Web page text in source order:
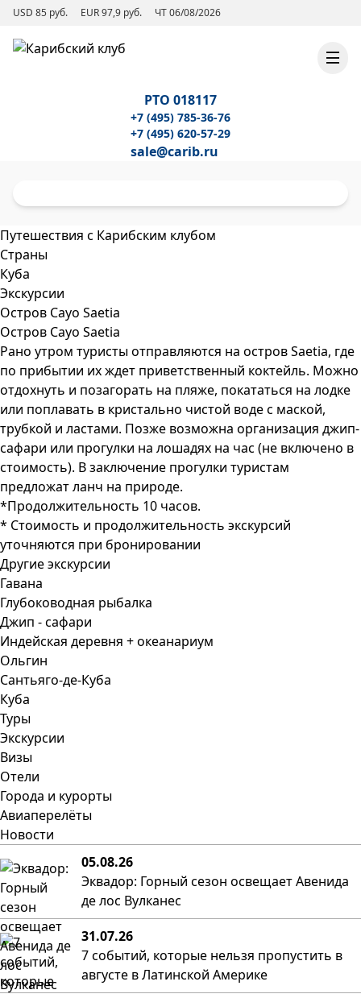
USD 85 руб. EUR 97,9 руб. ЧТ 06/08/2026
РТО 018117
+7 (495) 785-36-76
+7 (495) 620-57-29
sale@carib.ru
Путешествия с Карибским клубом
Страны
Куба
Экскурсии
Остров Cayo Saetia
Остров Cayo Saetia
Рано утром туристы отправляются на остров Saetia, где
по прибытии их ждет приветственный коктейль. Можно
отдохнуть и позагорать на пляже, покататься на лодке
или поплавать в кристально чистой воде с маской,
трубкой и ластами. Позже возможна организация джип-
сафари или прогулки на лошадях на час (не включено в
стоимость). В заключение прогулки туристам
предложат ланч на природе.
*Продолжительность 10 часов.
* Стоимость и продолжительность экскурсий
уточняются при бронировании
Другие экскурсии
Гавана
Глубоководная рыбалка
Джип - сафари
Индейская деревня + океанариум
Ольгин
Сантьяго-де-Куба
Куба
Туры
Экскурсии
Визы
Отели
Города и курорты
Авиаперелёты
Новости
05.08.26
Эквадор: Горный сезон освещает Авенида
де лос Вулканес
31.07.26
7 событий, которые нельзя пропустить в
августе в Латинской Америке